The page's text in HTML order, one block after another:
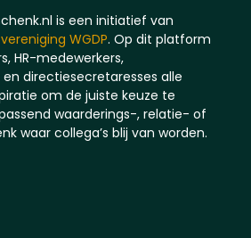
is een initiatief van
WGDP. Op dit platform
HR-medewerkers,
directiesecretaresses alle
om de juiste keuze te
waarderings-, relatie- of
waar collega’s blij van worden.